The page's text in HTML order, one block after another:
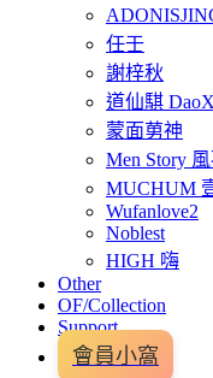
任壬
謝梓秋
道仙騏
蒙面莮神
Men Story
MUCHUM
Wufanlove2
Noblest
HIGH 嗨
Other
OF/Collection
Support
會員小窩